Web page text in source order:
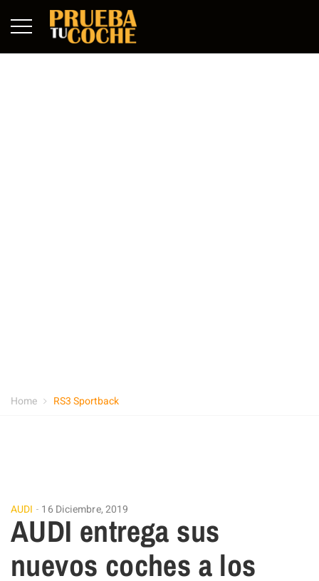
Home RS3 Sportback
AUDI 16 Diciembre, 2019
AUDI entrega sus
nuevos coches a los